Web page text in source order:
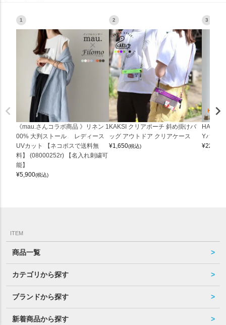
1
《mau.さんコラボ商品 》リネン 1
00% 大判ストール レディース
UVカット 【ネコポスで送料無
料】 (08000252r) 【名入れ刺繍可
能】
¥5,900(税込)
2
KAKSI クリアポーチ 斜め掛けバ
ッグ アウトドア クリアケース
¥1,650(税込)
3
Yバッグ
¥22,000
ITEM
商品一覧
カテゴリから探す
ブランドから探す
新着商品から探す